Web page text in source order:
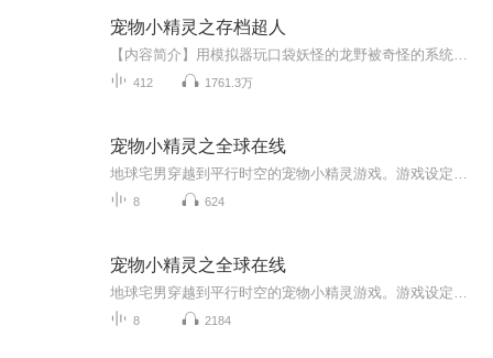
宠物小精灵之存档超人
412 1761.3万
宠物小精灵之全球在线
8 624
宠物小精灵之全球在线
8 2184